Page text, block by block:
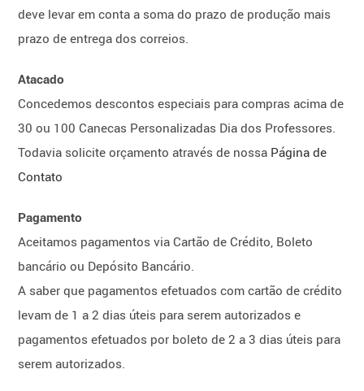
deve levar em conta a soma do prazo de produção mais
prazo de entrega dos correios.
Atacado
Concedemos descontos especiais para compras acima de
30 ou 100 Canecas Personalizadas Dia dos Professores.
Todavia solicite orçamento através de nossa Página de
Contato
Pagamento
Aceitamos pagamentos via Cartão de Crédito, Boleto
bancário ou Depósito Bancário.
A saber que pagamentos efetuados com cartão de crédito
levam de 1 a 2 dias úteis para serem autorizados e
pagamentos efetuados por boleto de 2 a 3 dias úteis para
serem autorizados.